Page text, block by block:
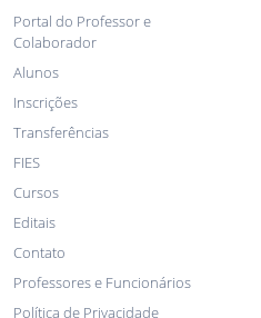
Portal do Professor e
Colaborador
Alunos
Inscrições
Transferências
FIES
Cursos
Editais
Contato
Professores e Funcionários
Política de Privacidade